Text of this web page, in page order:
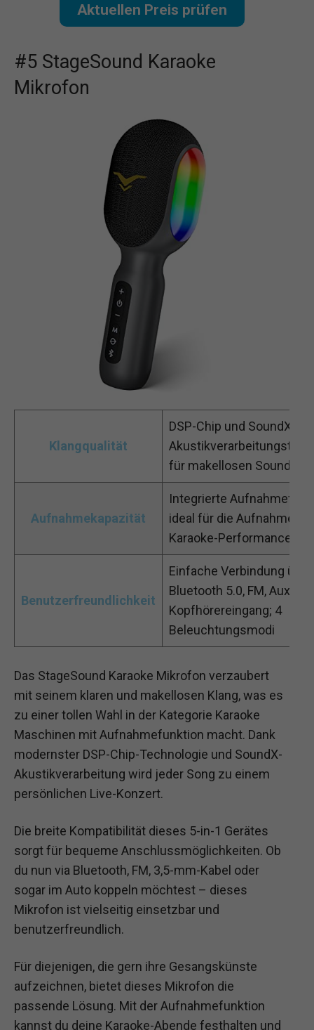
Aktuellen Preis prüfen
#5 StageSound Karaoke
Mikrofon
Klangqualität
DSP-Chip und SoundX-
für makellosen Sound
Aufnahmekapazität
Integrierte
ideal für die Aufnahme
Karaoke-Performances
Benutzerfreundlichkeit
Einfache Verbindung über
Bluetooth 5.0, FM, Aux und
Kopfhörereingang; 4
Beleuchtungsmodi
Das StageSound Karaoke Mikrofon verzaubert
mit seinem klaren und makellosen Klang, was es
zu einer tollen Wahl in der Kategorie Karaoke
Maschinen mit Aufnahmefunktion macht. Dank
modernster DSP-Chip-Technologie und SoundX-
Akustikverarbeitung wird jeder Song zu einem
persönlichen Live-Konzert.
Die breite Kompatibilität dieses 5-in-1 Gerätes
sorgt für bequeme Anschlussmöglichkeiten. Ob
du nun via Bluetooth, FM, 3,5-mm-Kabel oder
sogar im Auto koppeln möchtest – dieses
Mikrofon ist vielseitig einsetzbar und
benutzerfreundlich.
Für diejenigen, die gern ihre Gesangskünste
aufzeichnen, bietet dieses Mikrofon die
passende Lösung. Mit der Aufnahmefunktion
kannst du deine Karaoke-Abende festhalten und